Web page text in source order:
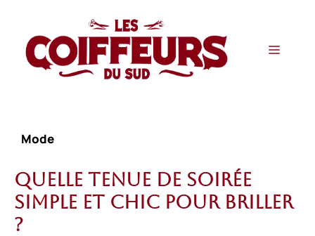
contenu
Menu
Mode
Quelle tenue de soirée
simple et chic pour briller
?